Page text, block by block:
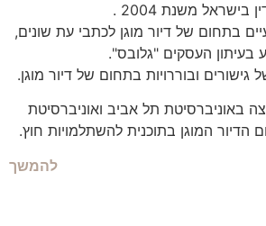
משנת 2004 .
בתחום של דיור מוגן לכתבי עת שונים,
בעיתון העסקים "גלובס".
ובוררויות בתחום של דיור מוגן.
באוניברסיטת תל אביב ואוניברסיטת
הדיור המוגן בתוכנית להשתלמויות חוץ.
להמשך